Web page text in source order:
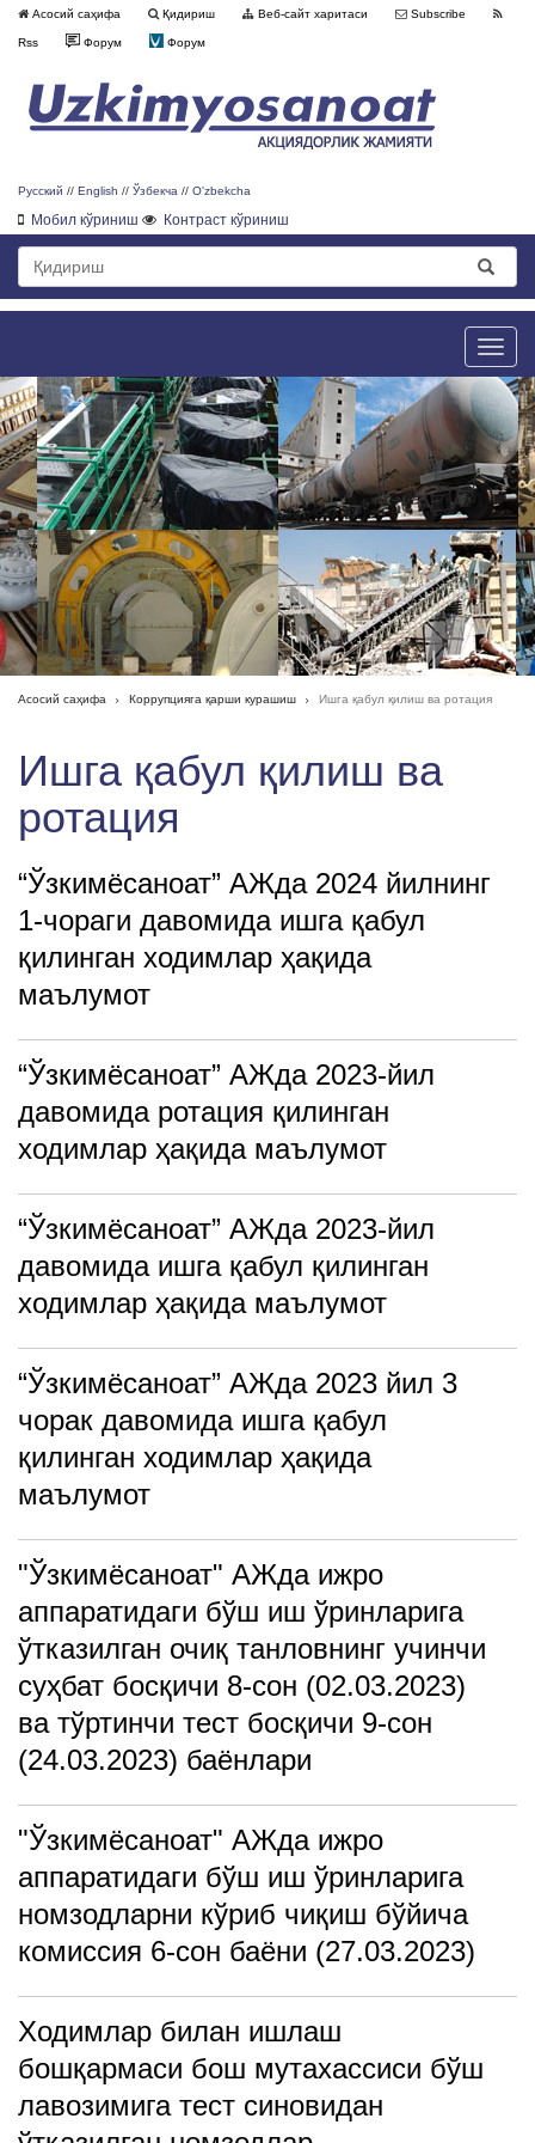
Асосий саҳифа Қидириш Веб-сайт харитаси Subscribe
Rss Форум Форум
Русский // English // Ўзбекча // O'zbekcha
Мобил кўриниш Контраст кўриниш
Toggle
Асосий саҳифа Коррупцияга қарши курашиш Ишга қабул қилиш ва ротация
Ишга қабул қилиш ва
ротация
“Ўзкимёсаноат” АЖда 2024 йилнинг
1-чораги давомида ишга қабул
қилинган ходимлар ҳақида
маълумот
“Ўзкимёсаноат” АЖда 2023-йил
давомида ротация қилинган
ходимлар ҳақида маълумот
“Ўзкимёсаноат” АЖда 2023-йил
давомида ишга қабул қилинган
ходимлар ҳақида маълумот
“Ўзкимёсаноат” АЖда 2023 йил 3
чорак давомида ишга қабул
қилинган ходимлар ҳақида
маълумот
"Ўзкимёсаноат" АЖда ижро
аппаратидаги бўш иш ўринларига
ўтказилган очиқ танловнинг учинчи
суҳбат босқичи 8-сон (02.03.2023)
ва тўртинчи тест босқичи 9-сон
(24.03.2023) баёнлари
"Ўзкимёсаноат" АЖда ижро
аппаратидаги бўш иш ўринларига
номзодларни кўриб чиқиш бўйича
комиссия 6-сон баёни (27.03.2023)
Ходимлар билан ишлаш
бошқармаси бош мутахассиси бўш
лавозимига тест синовидан